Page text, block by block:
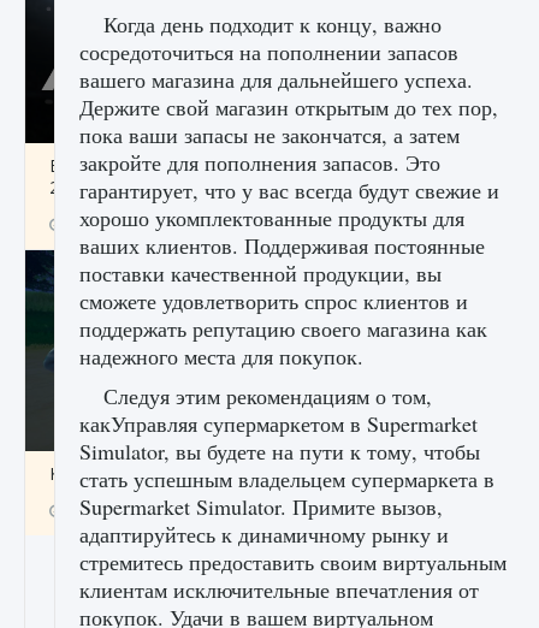
Все новые функции Ultimate Team в EA FC
25
9 августа 2024 1 297 0 0
Как включить чат в Fortnite
9 августа 2024 1 335 0 0
Когда день подходит к концу, важно
сосредоточиться на пополнении запасов
вашего магазина для дальнейшего успеха.
Держите свой магазин открытым до тех пор,
пока ваши запасы не закончатся, а затем
закройте для пополнения запасов. Это
гарантирует, что у вас всегда будут свежие и
хорошо укомплектованные продукты для
ваших клиентов. Поддерживая постоянные
поставки качественной продукции, вы
сможете удовлетворить спрос клиентов и
поддержать репутацию своего магазина как
надежного места для покупок.
Следуя этим рекомендациям о том,
какУправляя супермаркетом в Supermarket
Simulator, вы будете на пути к тому, чтобы
стать успешным владельцем супермаркета в
Supermarket Simulator. Примите вызов,
адаптируйтесь к динамичному рынку и
стремитесь предоставить своим виртуальным
клиентам исключительные впечатления от
покупок. Удачи в вашем виртуальном